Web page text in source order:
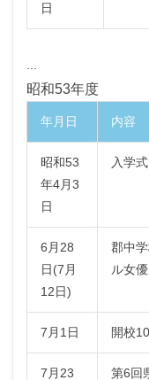
日
昭和53年度
年月日 内容
昭和53
年4月3
日
入学
6月28
日(7月
12日)
郡中
ル女優
7月1日 開校
7月23 第6回